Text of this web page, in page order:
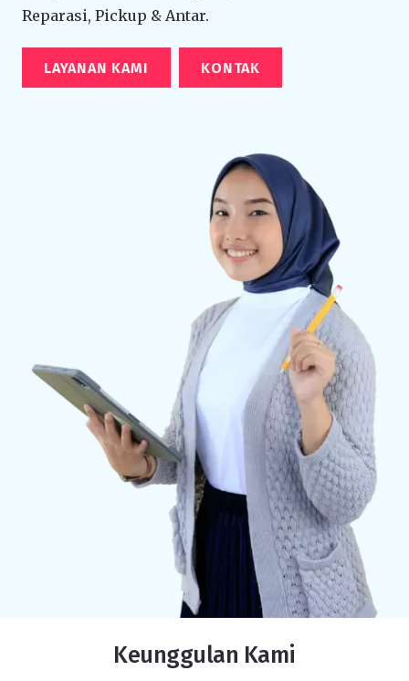
Reparasi, Pickup & Antar.
LAYANAN KAMI KONTAK
Keunggulan Kami